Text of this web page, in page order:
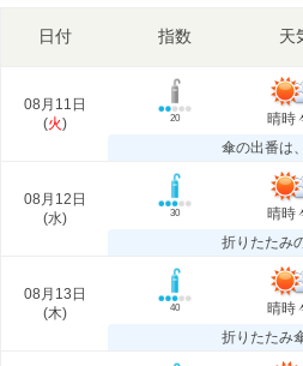
日付 指数 天
08月11日
(火) 20 晴時
傘の出番は
08月12日
(水) 30 晴時
折りたたみ
08月13日
(木) 40 晴時
折りたたみ